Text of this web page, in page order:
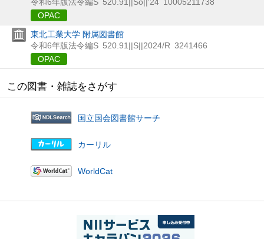
OPAC
東北工業大学 附属図書館
令和6年版法令編S 520.91||S||2024/R 3241466
OPAC
この図書・雑誌をさがす
国立国会図書館サーチ
カーリル
WorldCat